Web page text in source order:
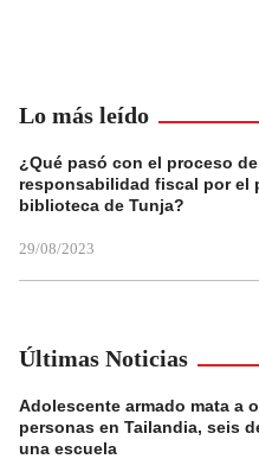
Lo más leído
¿Qué pasó con el proceso de
responsabilidad fiscal por el
biblioteca de Tunja?
29/08/2023
Últimas Noticias
Adolescente armado mata a
personas en Tailandia, seis
una escuela